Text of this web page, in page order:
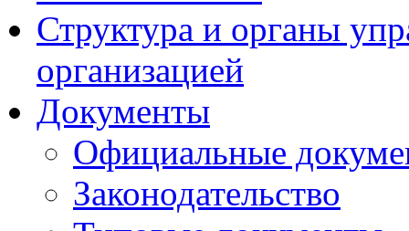
Структура и органы
организацией
Документы
Официальные
Законодательство